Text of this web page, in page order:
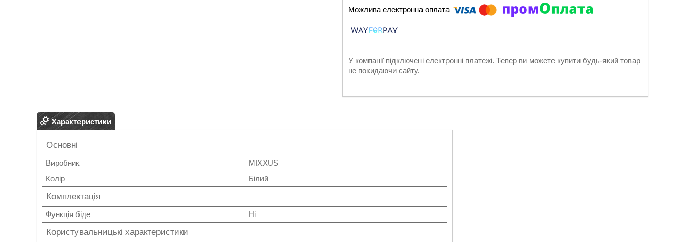
У компанії підключені електронні платежі. Тепер ви можете купити будь-який товар
не покидаючи сайту.
Характеристики
Основні
Виробник
MIXXUS
Колір
Білий
Комплектація
Функція біде Ні
Користувальницькі характеристики